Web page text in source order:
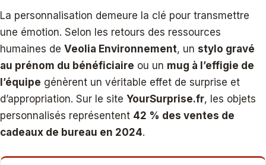
La personnalisation demeure la clé pour transmettre
une émotion. Selon les retours des ressources
humaines de Veolia Environnement, un stylo gravé
au prénom du bénéficiaire ou un mug à l’effigie de
l’équipe génèrent un véritable effet de surprise et
d’appropriation. Sur le site YourSurprise.fr, les objets
personnalisés représentent 42 % des ventes de
cadeaux de bureau en 2024.